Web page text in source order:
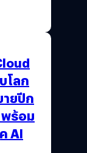
โลก
ายปีก
ร้อม
AI